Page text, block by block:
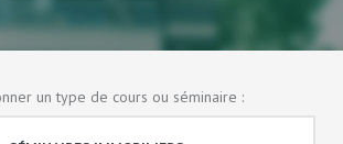
un type de cours ou séminaire :